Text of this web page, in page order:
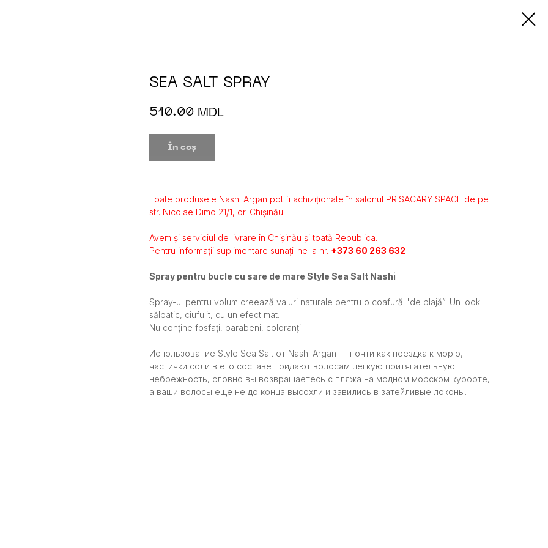
SEA SALT SPRAY
510.00 MDL
În coș
Toate produsele Nashi Argan pot fi achiziționate în salonul PRISACARY SPACE de pe
str. Nicolae Dimo 21/1, or. Chișinău.
Avem și serviciul de livrare în Chișinău și toată Republica.
Pentru informații suplimentare sunați-ne la nr. +373 60 263 632
Spray pentru bucle cu sare de mare Style Sea Salt Nashi
Spray-ul pentru volum creează valuri naturale pentru o coafură "de plajă”. Un look
sălbatic, ciufulit, cu un efect mat.
Nu conține fosfați, parabeni, coloranți.
Использование Style Sea Salt от Nashi Argan — почти как поездка к морю,
частички соли в его составе придают волосам легкую притягательную
небрежность, словно вы возвращаетесь с пляжа на модном морском курорте,
а ваши волосы еще не до конца высохли и завились в затейливые локоны.